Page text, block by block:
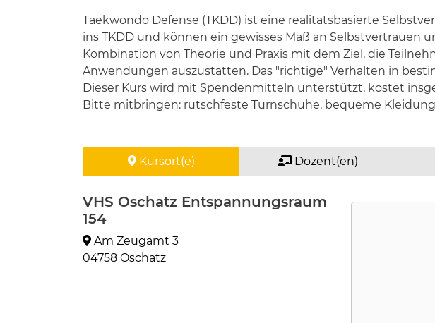
Taekwondo Defense (TKDD) ist eine realitätsbasierte
ins TKDD und können ein gewisses Maß an Selbstvertrauen
Kombination von Theorie und Praxis mit dem Ziel, die
Anwendungen auszustatten. Das "richtige" Verhalten in
Dieser Kurs wird mit Spendenmitteln unterstützt, kostet
Bitte mitbringen: rutschfeste Turnschuhe, bequeme
Kursort(e) Dozent(en)
VHS Oschatz Entspannungsraum
154
Am Zeugamt 3
04758 Oschatz